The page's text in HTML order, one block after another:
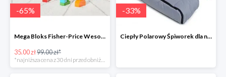
-65%
Mega Bloks Fisher-Price Wesoły Tygrysek
35.00 zł99.00 zł*
*najniższa cena z 30 dni przed obniżką
-33%
Ciepły Polarowy Śpiworek dla niemowląt